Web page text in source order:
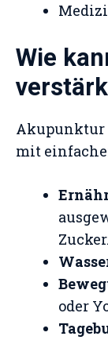
Wie
Akupunktur
mit
Zucker.
oder